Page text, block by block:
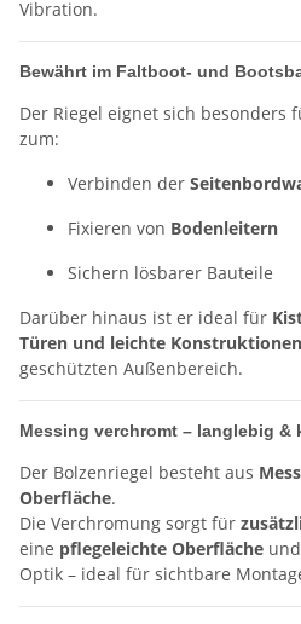
Vibration.
Bewährt im Faltboot- und
Der Riegel eignet sich besonders
zum:
Verbinden der
Fixieren von Bodenleitern
Sichern lösbarer Bauteile
Darüber hinaus ist er ideal für
Türen und leichte Konstruktionen
geschützten Außenbereich.
Messing verchromt – langlebig &
Der Bolzenriegel besteht aus
Oberfläche.
Die Verchromung sorgt für
eine pflegeleichte Oberfläche
Optik – ideal für sichtbare